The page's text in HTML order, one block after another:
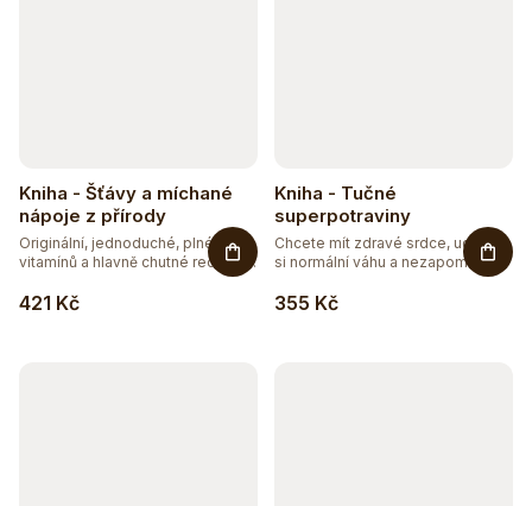
Kniha - Šťávy a míchané
nápoje z přírody
421 Kč
Originální, jednoduché, plné
vitamínů a hlavně chutné recepty...
Kniha - Tučné
superpotraviny
355 Kč
Chcete mít zdravé srdce, udržet
si normální váhu a nezapomínat...